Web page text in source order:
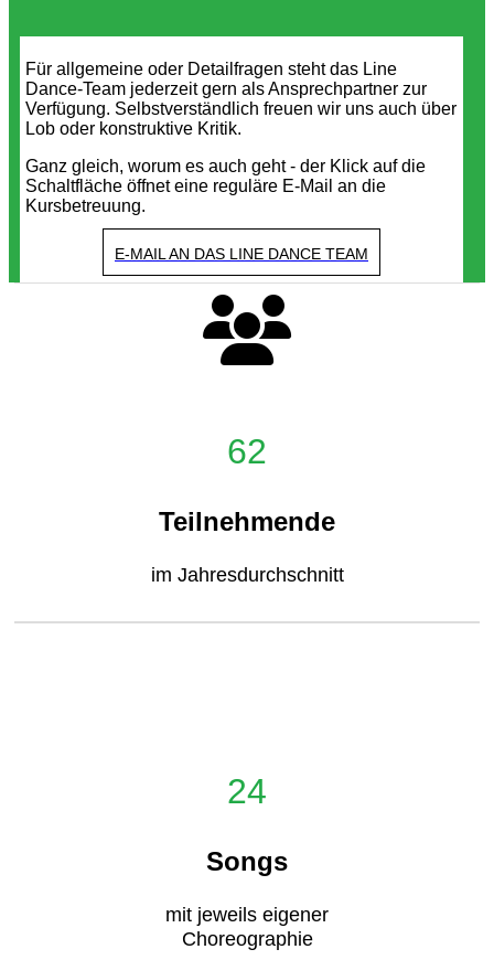
Für allgemeine oder Detailfragen steht das Line
Dance-Team jederzeit gern als Ansprechpartner zur
Verfügung. Selbstverständlich freuen wir uns auch über
Lob oder konstruktive Kritik.
Ganz gleich, worum es auch geht - der Klick auf die
Schaltfläche öffnet eine reguläre E-Mail an die
Kursbetreuung.
E-MAIL AN DAS LINE DANCE TEAM
62
Teilnehmende
im Jahresdurchschnitt
24
Songs
mit jeweils eigener
Choreographie